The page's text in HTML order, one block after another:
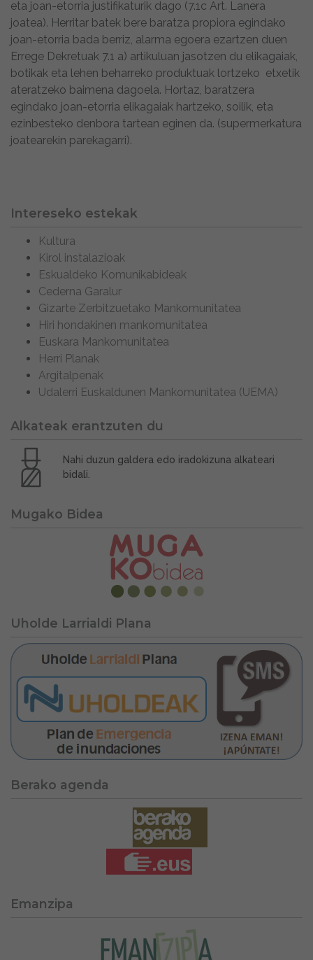
eta joan-etorria justifikaturik dago (7.1c Art. Lanera
joatea). Herritar batek bere baratza propiora egindako
joan-etorria bada berriz, alarma egoera ezartzen duen
Errege Dekretuak 7.1 a) artikuluan jasotzen du elikagaiak,
botikak eta lehen beharreko produktuak lortzeko etxetik
ateratzeko baimena dagoela. Hortaz, baratzera
egindako joan-etorria elikagaiak hartzeko, soilik, eta
ezinbesteko denbora tartean eginen da. (supermerkatura
joatearekin parekagarri).
Intereseko estekak
Kultura
Kirol instalazioak
Eskualdeko Komunikabideak
Cederna Garalur
Gizarte Zerbitzuetako Mankomunitatea
Hiri hondakinen mankomunitatea
Euskara Mankomunitatea
Herri Planak
Argitalpenak
Udalerri Euskaldunen Mankomunitatea (UEMA)
Alkateak erantzuten du
Nahi duzun galdera edo iradokizuna alkateari
bidali.
Mugako Bidea
Uholde Larrialdi Plana
Berako agenda
Emanzipa